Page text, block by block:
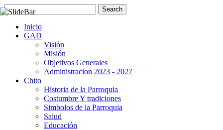
Inicio
GAD
Visión
Misión
Objetivos Generales
Administracion 2023 - 2027
Chito
Historia de la Parroquia
Costumbre Y tradiciones
Simbolos de la Parroquia
Salud
Educación